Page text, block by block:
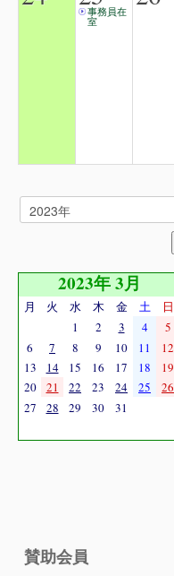
事務員在
室
2023年 3月
月 火 水 木 金 土
日
1
2 3 4
5
6
7 8 9 10 11
12
13
14 15 16 17 18
19
20
21 22 23 24 25
26
27
28 29 30 31
賛助会員